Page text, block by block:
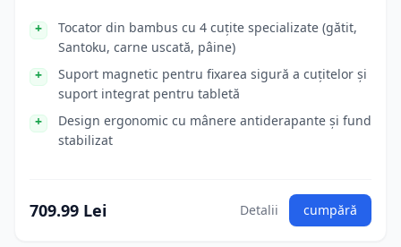
Tocator din bambus cu 4 cuțite specializate (gătit,
Santoku, carne uscată, pâine)
Suport magnetic pentru fixarea sigură a cuțitelor și
suport integrat pentru tabletă
Design ergonomic cu mânere antiderapante și fund
stabilizat
709.99 Lei Detalii cumpără